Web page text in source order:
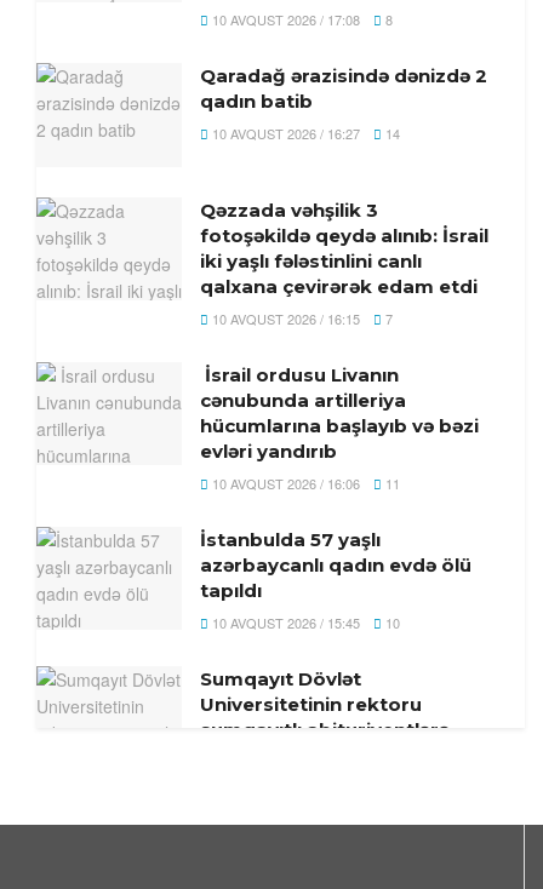
10 AVQUST 2026 / 17:08 8
Qaradağ ərazisində dənizdə 2
qadın batib
10 AVQUST 2026 / 16:27 14
Qəzzada vəhşilik 3
fotoşəkildə qeydə alınıb: İsrail
iki yaşlı fələstinlini canlı
qalxana çevirərək edam etdi
10 AVQUST 2026 / 16:15 7
İsrail ordusu Livanın
cənubunda artilleriya
hücumlarına başlayıb və bəzi
evləri yandırıb
10 AVQUST 2026 / 16:06 11
İstanbulda 57 yaşlı
azərbaycanlı qadın evdə ölü
tapıldı
10 AVQUST 2026 / 15:45 10
Sumqayıt Dövlət
Universitetinin rektoru
sumqayıtlı abituriyentlərə